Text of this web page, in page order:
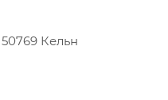
50769 Кельн